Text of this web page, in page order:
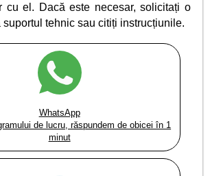
cu el. Dacă este necesar, solicitați o
suportul tehnic sau citiți instrucțiunile.
WhatsApp
de lucru, răspundem de obicei în 1
minut